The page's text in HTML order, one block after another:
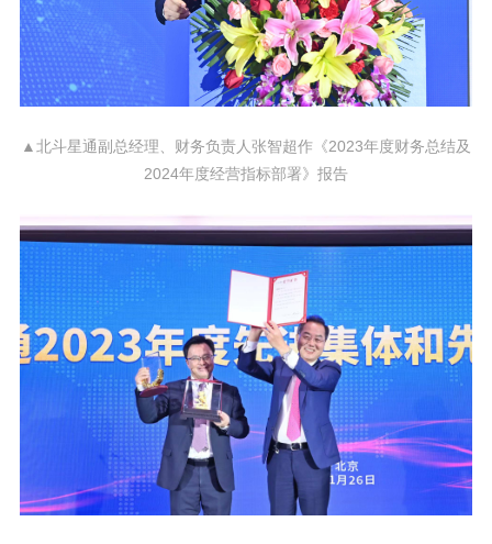
▲北斗星通副总经理、财务负责人张智超作《2023年度财务总结及
2024年度经营指标部署》报告